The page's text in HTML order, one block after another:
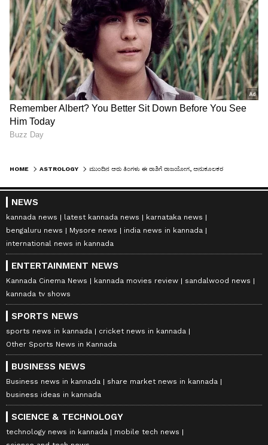
HOME ASTROLOGY
NEWS
kannada news latest kannada news
karnataka news
bengaluru news
Mysore news
india news in kannada
international news in kannada
ENTERTAINMENT NEWS
Kannada Cinema News kannada movies review
sandalwood news
kannada tv shows
SPORTS NEWS
sports news in kannada
cricket news in kannada
Other Sports News in Kannada
BUSINESS NEWS
Business news in kannada
share market news in kannada
business ideas in kannada
SCIENCE & TECHNOLOGY
technology news in kannada
mobile tech news